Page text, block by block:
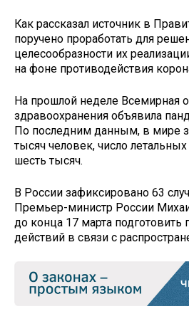
Как рассказал источник в
поручено проработать для
целесообразности их
на фоне противодействия
На прошлой неделе Всемирная
здравоохранения объявила
По последним данным, в мире
тысяч человек, число
шесть тысяч.
В России зафиксировано 63
Премьер-министр России
до конца 17 марта
действий в связи с